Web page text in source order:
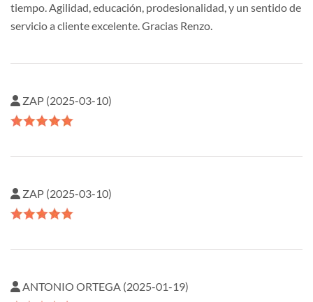
tiempo. Agilidad, educación, prodesionalidad, y un sentido de
servicio a cliente excelente. Gracias Renzo.
ZAP (2025-03-10)
ZAP (2025-03-10)
ANTONIO ORTEGA (2025-01-19)